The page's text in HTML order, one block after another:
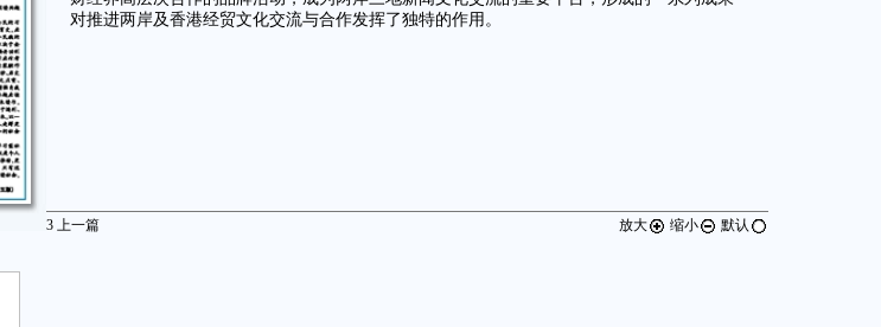
对推进两岸及香港经贸文化交流与合作发挥了独特的作用。
3上一篇 放大 缩小 默认